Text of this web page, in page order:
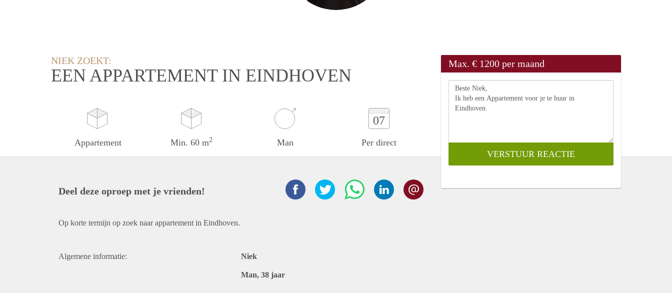
NIEK ZOEKT:
EEN APPARTEMENT IN EINDHOVEN
Appartement Min. 60 m2 Man
07
Per direct
Max. € 1200 per maand
Deel deze oproep met je vrienden!
Op korte termijn op zoek naar appartement in Eindhoven.
Algemene informatie: Niek
Man, 38 jaar